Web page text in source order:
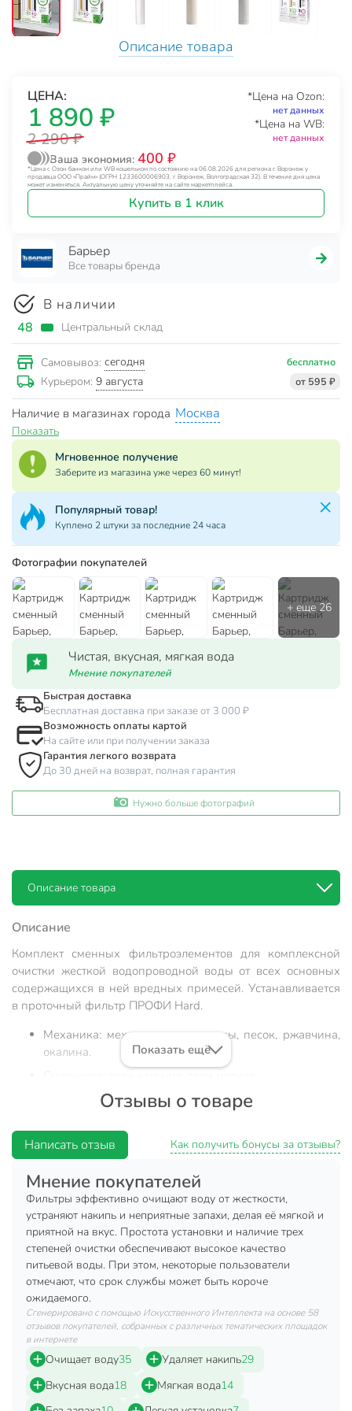
Описание товара
ЦЕНА:
1 890 ₽
2 290 ₽
*Цена на Ozon:
нет данных
*Цена на WB:
нет данных
Ваша экономия: 400 ₽
*Цена с Озон банком или WB кошельком по состоянию на 06.08.2026 для региона г. Воронеж у
продавца ООО «Прайм» (ОГРН 1233600006903, г. Воронеж, Волгоградская 32). В течение дня цена
может изменяться. Актуальную цену уточняйте на сайте маркетплейса.
Купить в 1 клик
Барьер
Все товары бренда
В наличии
48 Центральный склад
Самовывоз: сегодня бесплатно
Курьером: 9 августа от 595 ₽
Наличие в магазинах города Москва
Показать
Мгновенное получение
Заберите из магазина уже через 60 минут!
Популярный товар!
Куплено 2 штуки за последние 24 часа
Фотографии покупателей
Чистая, вкусная, мягкая вода
Мнение покупателей
Быстрая доставка
Бесплатная доставка при заказе от 3 000 ₽
Возможность оплаты картой
На сайте или при получении заказа
Гарантия легкого возврата
До 30 дней на возврат, полная гарантия
Нужно больше фотографий
Описание товара
Описание
Комплект сменных фильтроэлементов для комплексной
очистки жесткой водопроводной воды от всех основных
содержащихся в ней вредных примесей. Устанавливается
в проточный фильтр ПРОФИ Hard.
Механика: механические частицы, песок, ржавчина,
окалина.
ПостКарбон: ионы тяжелых и токсичных металлов,
растворенное железо, неприятные запахи и
привкусы.
Типы фильтрующих элементов в комплекте: Р111Р00,
Р131Р00, Р151Р00
Техническая информация
Производительность, л/мин
2 л/мин
Ресурс фильтрующего элемента, л
10000 л
Максимальная рабочая температура,
Вес, г
Количество в упаковке, шт
Показать ещё
Отзывы о товаре
Написать отзыв Как получить бонусы за отзывы?
Мнение покупателей
Фильтры эффективно очищают воду от жесткости,
устраняют накипь и неприятные запахи, делая её мягкой и
приятной на вкус. Простота установки и наличие трех
степеней очистки обеспечивают высокое качество
питьевой воды. При этом, некоторые пользователи
отмечают, что срок службы может быть короче
ожидаемого.
Сгенерировано с помощью Искусственного Интеллекта на основе 58
отзывов покупателей, собранных с различных тематических площадок
в интернете
Очищает воду35 Удаляет накипь29
Вкусная вода18 Мягкая вода14